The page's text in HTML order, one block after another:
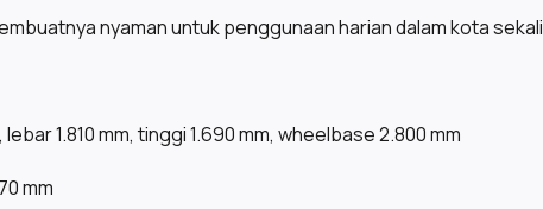
nyaman untuk penggunaan harian dalam kota
1.810 mm, tinggi 1.690 mm, wheelbase 2.800 mm
mm